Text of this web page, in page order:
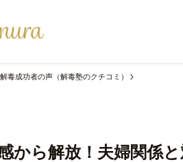
解毒成功者の声（解毒塾のクチコミ）
から解放！夫婦関係